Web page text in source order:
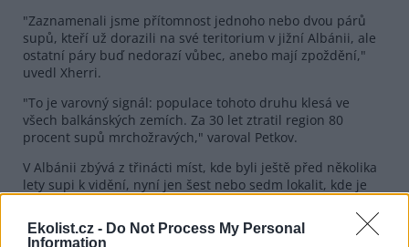
Ekolist.cz - Do Not Process My Personal
Information
"Zaznamenali jsme přítomnost jednoho nebo dvou párů
supů, kteří už dorazili na své teritorium v jižní Albánii, ale
ostatní páry buď nedorazí vůbec, anebo mají zpoždění,"
uvedl Xherri.
"To je varovný signál: populace tohoto druhu klesá ve
všech balkánských zemích. Za 30 let ztratil region 80
procent supů mrchožravých," varoval Petkov.
V Albánii zbývá z třinácti míst, kde byli ještě před několika
lety supi k vidění, nyní jen šest nebo sedm lokalit, kde je
supů, kteří se vrátili hnízdit do Albánie, není vůbec
snadné. Je třeba čekat celé hodiny, přesouvat se z místa na